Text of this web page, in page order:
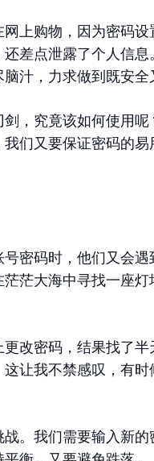
上购物，因为密码
差点泄露了个人信
汁，力求做到既安全
，究竟该如何使用
们又要保证密码的
密码时，他们又会
茫大海中寻找一座
改密码，结果找了
让我不禁感叹，有
。我们需要输入新